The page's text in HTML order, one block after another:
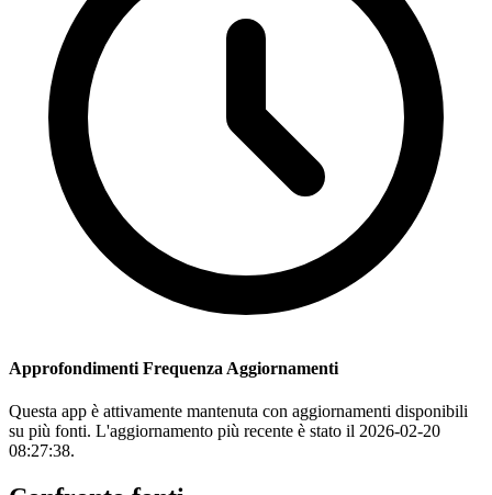
Approfondimenti Frequenza Aggiornamenti
Questa app è attivamente mantenuta con aggiornamenti disponibili
su più fonti. L'aggiornamento più recente è stato il 2026-02-20
08:27:38.